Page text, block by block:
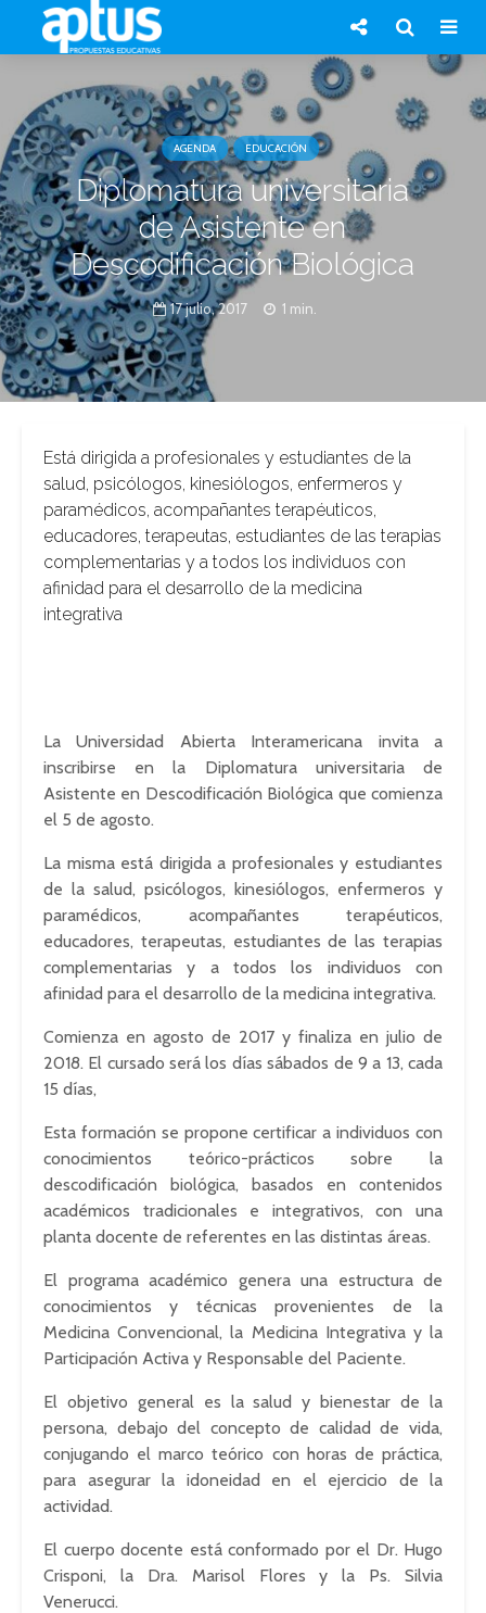
AGENDA EDUCACIÓN
Diplomatura universitaria
de Asistente en
Descodificación Biológica
17 julio, 2017 1 min.
Está dirigida a profesionales y estudiantes de la
salud, psicólogos, kinesiólogos, enfermeros y
paramédicos, acompañantes terapéuticos,
educadores, terapeutas, estudiantes de las terapias
complementarias y a todos los individuos con
afinidad para el desarrollo de la medicina
integrativa
La Universidad Abierta Interamericana invita a
inscribirse en la Diplomatura universitaria de
Asistente en Descodificación Biológica que comienza
el 5 de agosto.
La misma está dirigida a profesionales y estudiantes
de la salud, psicólogos, kinesiólogos, enfermeros y
paramédicos, acompañantes terapéuticos,
educadores, terapeutas, estudiantes de las terapias
complementarias y a todos los individuos con
afinidad para el desarrollo de la medicina integrativa.
Comienza en agosto de 2017 y finaliza en julio de
2018. El cursado será los días sábados de 9 a 13, cada
15 días,
Esta formación se propone certificar a individuos con
conocimientos teórico-prácticos sobre la
descodificación biológica, basados en contenidos
académicos tradicionales e integrativos, con una
planta docente de referentes en las distintas áreas.
El programa académico genera una estructura de
conocimientos y técnicas provenientes de la
Medicina Convencional, la Medicina Integrativa y la
Participación Activa y Responsable del Paciente.
El objetivo general es la salud y bienestar de la
persona, debajo del concepto de calidad de vida,
conjugando el marco teórico con horas de práctica,
para asegurar la idoneidad en el ejercicio de la
actividad.
El cuerpo docente está conformado por el Dr. Hugo
Crisponi, la Dra. Marisol Flores y la Ps. Silvia
Venerucci.